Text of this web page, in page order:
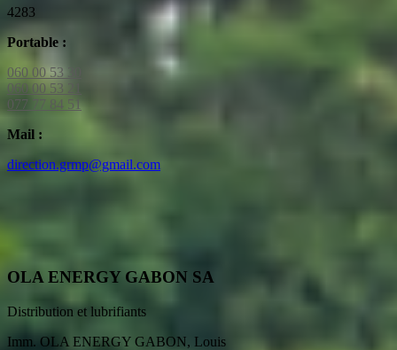
4283
Portable :
060 00 53 30
060 00 53 21
077 77 84 51
Mail :
direction.grmp@gmail.com
OLA ENERGY GABON SA
Distribution et lubrifiants
Imm. OLA ENERGY GABON, Louis